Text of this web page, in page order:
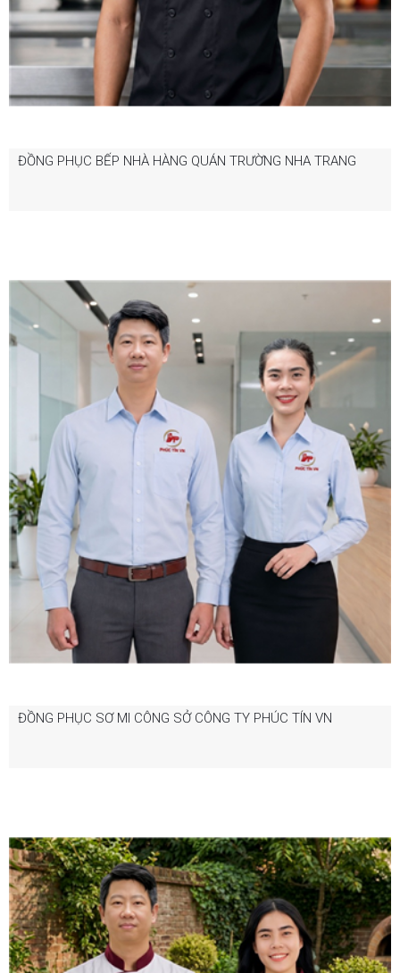
ĐỒNG PHỤC BẾP NHÀ HÀNG QUÁN TRƯỜNG NHA TRANG
ĐỒNG PHỤC SƠ MI CÔNG SỞ CÔNG TY PHÚC TÍN VN